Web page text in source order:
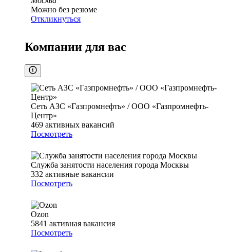
Можно без резюме
Откликнуться
Компании для вас
Сеть АЗС «Газпромнефть» / ООО «Газпромнефть-
Центр»
469 активных вакансий
Посмотреть
Служба занятости населения города Москвы
332 активные вакансии
Посмотреть
Ozon
5841 активная вакансия
Посмотреть